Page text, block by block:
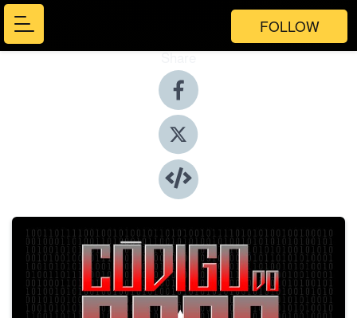
FOLLOW
Share